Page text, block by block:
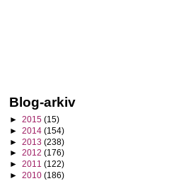
Blog-arkiv
► 2015 (15)
► 2014 (154)
► 2013 (238)
► 2012 (176)
► 2011 (122)
► 2010 (186)